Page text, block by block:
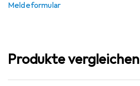
Meldeformular
Produkte vergleichen